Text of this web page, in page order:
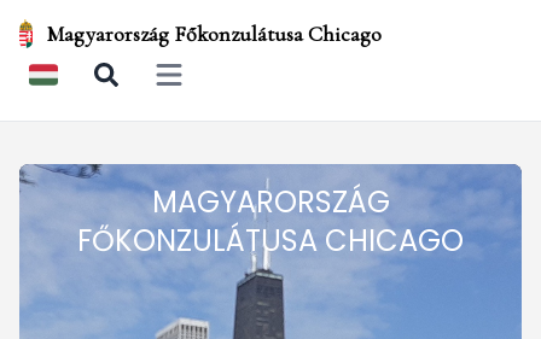
Magyarország Főkonzulátusa Chicago
Open main menu
MAGYARORSZÁG
FŐKONZULÁTUSA CHICAGO